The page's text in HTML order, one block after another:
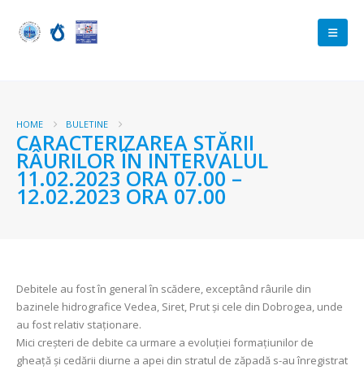
HOME BULETINE
CARACTERIZAREA STĂRII
RÂURILOR ÎN INTERVALUL
11.02.2023 ORA 07.00 –
12.02.2023 ORA 07.00
Debitele au fost în general în scădere, exceptând râurile din
bazinele hidrografice Vedea, Siret, Prut și cele din Dobrogea, unde
au fost relativ staţionare.
Mici creșteri de debite ca urmare a evoluției formațiunilor de
gheață și cedării diurne a apei din stratul de zăpadă s-au înregistrat